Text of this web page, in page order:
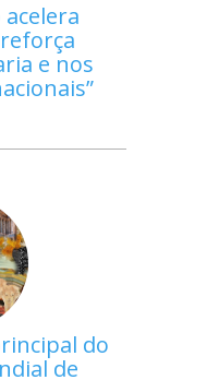
e nos
do
de